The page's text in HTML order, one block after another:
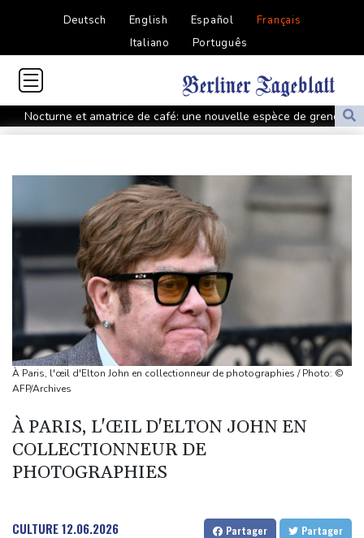
Deutsch English Español
Français
Italiano
Português
Nocturne et amatrice de café: une nouvelle espèce de grenouille
découverte au Costa Rica
Le rappeur Moha La Squale condamné à deux ans pour des
violences sur deux femmes
Colombie: le président de la Espriella promet de combattre "sans
répit le narcoterrorisme"
La justice bloque à nouveau la salle de bal de Trump, qui va
saisir la Cour suprême
De la Espriella, un millionnaire pro-Trump à la présidence de la
Colombie
Colombie: le président Abelardo de la Espriella soutenu par
Au Porge, sinistré par le mégafeu, une soirée de solidarité avec
les commerçants
Les Bourses mondiales touchent des sommets après l'emploi
Yémen: nouvelles attaques meurtrières des rebelles houthis
À Paris, l'œil d'Elton John en collectionneur de photographies / Photo: ©
AFP/Archives
À PARIS, L'ŒIL D'ELTON JOHN EN
COLLECTIONNEUR DE
PHOTOGRAPHIES
CULTURE12.06.2026 Partager Partager